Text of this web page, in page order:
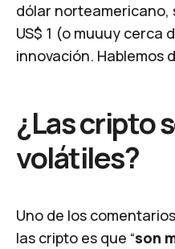
dólar norteamericano,
US$ 1 (o muuuy cerca
innovación. Hablemos
¿Las cripto
volátiles?
Uno de los
las cripto es que “son